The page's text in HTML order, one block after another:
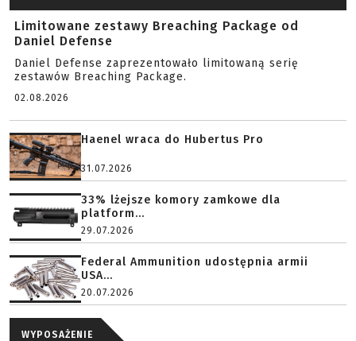
Limitowane zestawy Breaching Package od
Daniel Defense
Daniel Defense zaprezentowało limitowaną serię
zestawów Breaching Package.
02.08.2026
Haenel wraca do Hubertus Pro
31.07.2026
33% lżejsze komory zamkowe dla
platform...
29.07.2026
Federal Ammunition udostępnia armii
USA...
20.07.2026
WYPOSAŻENIE